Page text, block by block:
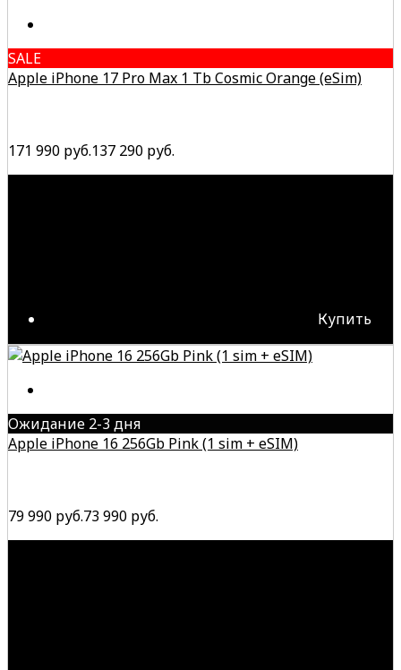
SALE
Apple iPhone 17 Pro Max 1 Tb Cosmic Orange (eSim)
171 990 руб.137 290 руб.
Купить
Ожидание 2-3 дня
Apple iPhone 16 256Gb Pink (1 sim + eSIM)
79 990 руб.73 990 руб.